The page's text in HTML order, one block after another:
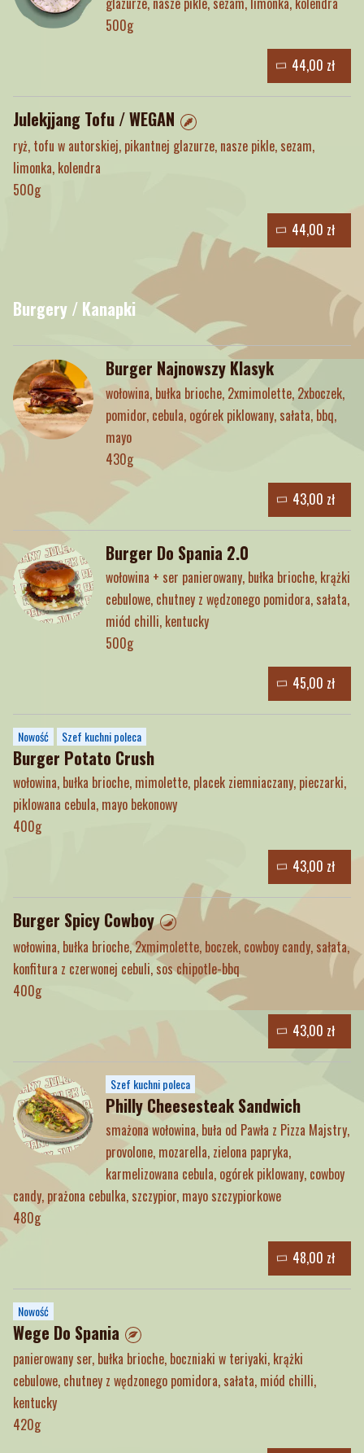
500g
Julekjjang Tofu / WEGAN
ryż, tofu w autorskiej, pikantnej glazurze, nasze pikle, sezam,
limonka, kolendra
500g
Burgery / Kanapki
Burger Najnowszy Klasyk
wołowina, bułka brioche, 2xmimolette, 2xboczek,
pomidor, cebula, ogórek piklowany, sałata, bbq,
mayo
430g
Burger Do Spania 2.0
wołowina + ser panierowany, bułka brioche, krążki
cebulowe, chutney z wędzonego pomidora, sałata,
miód chilli, kentucky
500g
Nowość Szef kuchni poleca
Burger Potato Crush
wołowina, bułka brioche, mimolette, placek ziemniaczany, pieczarki,
piklowana cebula, mayo bekonowy
400g
Burger Spicy Cowboy
wołowina, bułka brioche, 2xmimolette, boczek, cowboy candy, sałata,
konfitura z czerwonej cebuli, sos chipotle-bbq
400g
Szef kuchni poleca
Philly Cheesesteak Sandwich
smażona wołowina, buła od Pawła z Pizza Majstry,
provolone, mozarella, zielona papryka,
karmelizowana cebula, ogórek piklowany, cowboy
candy, prażona cebulka, szczypior, mayo szczypiorkowe
480g
Nowość
Wege Do Spania
panierowany ser, bułka brioche, boczniaki w teriyaki, krążki
cebulowe, chutney z wędzonego pomidora, sałata, miód chilli,
kentucky
420g